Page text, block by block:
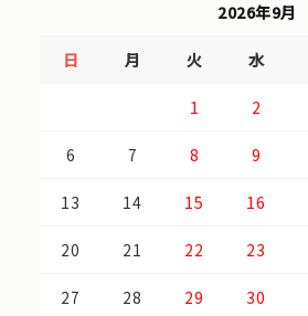
2026年9月
日 月 火 水
1 2
6 7 8 9
13 14 15 16
20 21 22 23
27 28 29 30